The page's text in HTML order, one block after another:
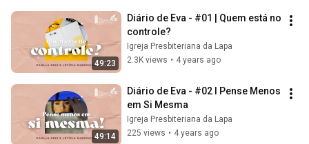
49:23
Diário de Eva - #01 | Quem está no
controle?
Igreja Presbiteriana da Lapa
2.3K views • 4 years ago
49:14
Diário de Eva - #02 l Pense Menos
em Si Mesma
Igreja Presbiteriana da Lapa
225 views • 4 years ago